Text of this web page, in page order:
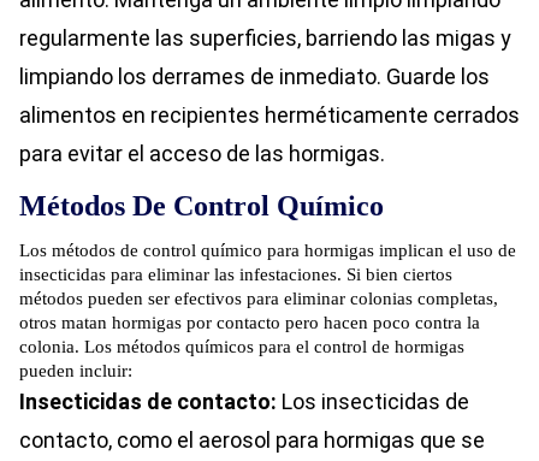
regularmente las superficies, barriendo las migas y
limpiando los derrames de inmediato. Guarde los
alimentos en recipientes herméticamente cerrados
para evitar el acceso de las hormigas.
Métodos De Control Químico
Los métodos de control químico para hormigas implican el uso de
insecticidas para eliminar las infestaciones. Si bien ciertos
métodos pueden ser efectivos para eliminar colonias completas,
otros matan hormigas por contacto pero hacen poco contra la
colonia. Los métodos químicos para el control de hormigas
pueden incluir:
Insecticidas de contacto: Los insecticidas de
contacto, como el aerosol para hormigas que se